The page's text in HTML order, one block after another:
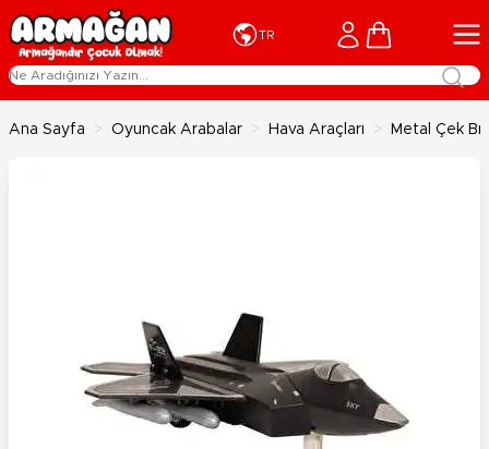
İçeriğe geç
TR Cart
Ana Sayfa > Oyuncak Arabalar > Hava Araçları > Metal Çek